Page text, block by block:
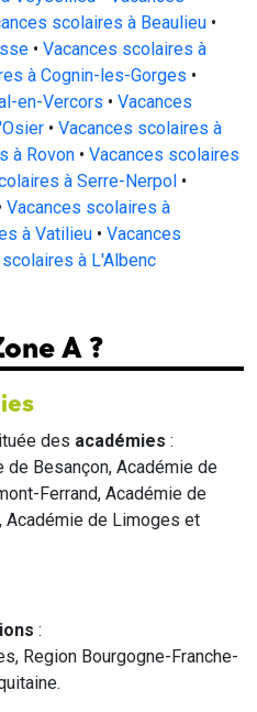
scolaires à Beaulieu •
• Vacances scolaires à
à Cognin-les-Gorges •
en-Vercors • Vacances
• Vacances scolaires à
à Rovon • Vacances scolaires
à Serre-Nerpol •
Vacances scolaires à
à Vatilieu • Vacances
à L'Albenc
A ?
des académies :
de Besançon, Académie de
Ferrand, Académie de
Académie de Limoges et
:
Region Bourgogne-Franche-